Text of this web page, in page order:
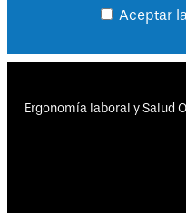
Aceptar
Ergonomía laboral y Salud